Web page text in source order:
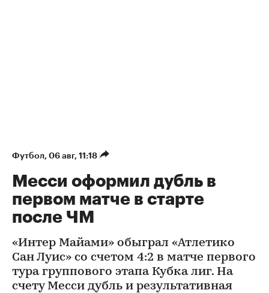
Футбол 06 авг, 11:18
Месси оформил дубль в
первом матче в старте
после ЧМ
«Интер Майами» обыграл «Атлетико
Сан Луис» со счетом 4:2 в матче первого
тура группового этапа Кубка лиг. На
счету Месси дубль и результативная